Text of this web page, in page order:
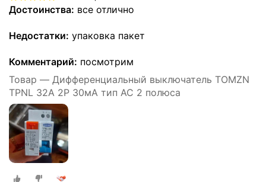
Достоинства: все отлично
Недостатки: упаковка пакет
Комментарий: посмотрим
Товар — Дифференциальный выключатель TOMZN
TPNL 32А 2Р 30мА тип АС 2 полюса